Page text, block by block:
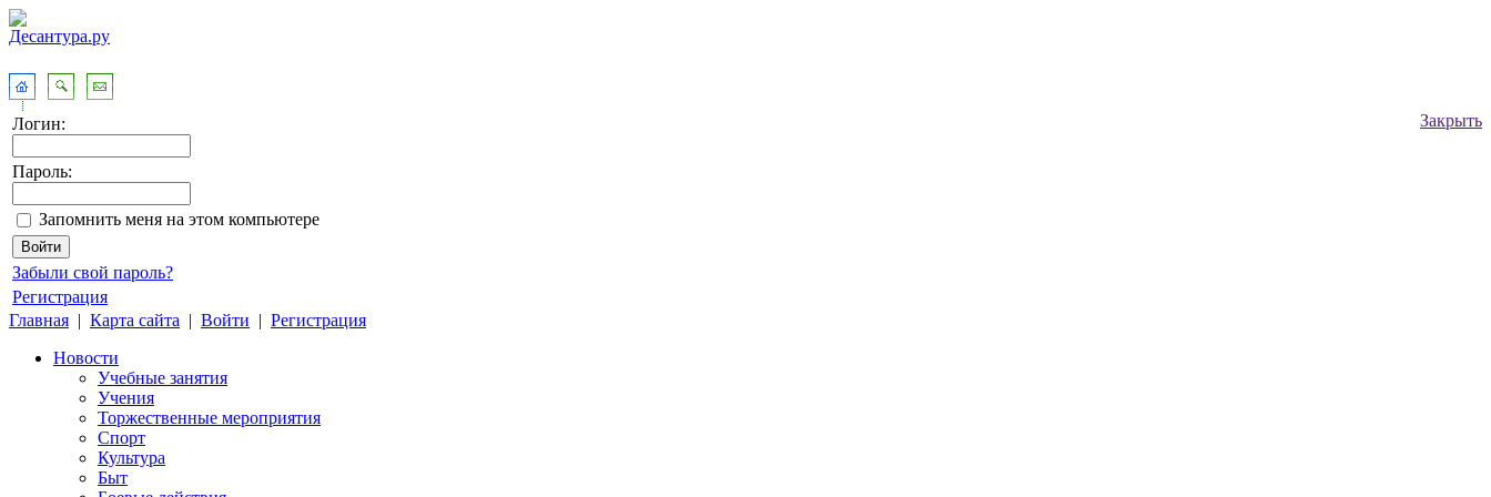
Закрыть
Логин:
Пароль:
Запомнить меня на этом компьютере
Забыли свой пароль?
Регистрация
Главная | Карта сайта | Войти | Регистрация
Новости
Учебные занятия
Учения
Торжественные мероприятия
Спорт
Культура
Быт